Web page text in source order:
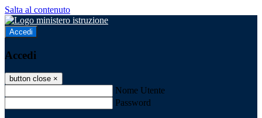
Salta al contenuto
Accedi
Accedi
button close ×
Nome Utente
Password